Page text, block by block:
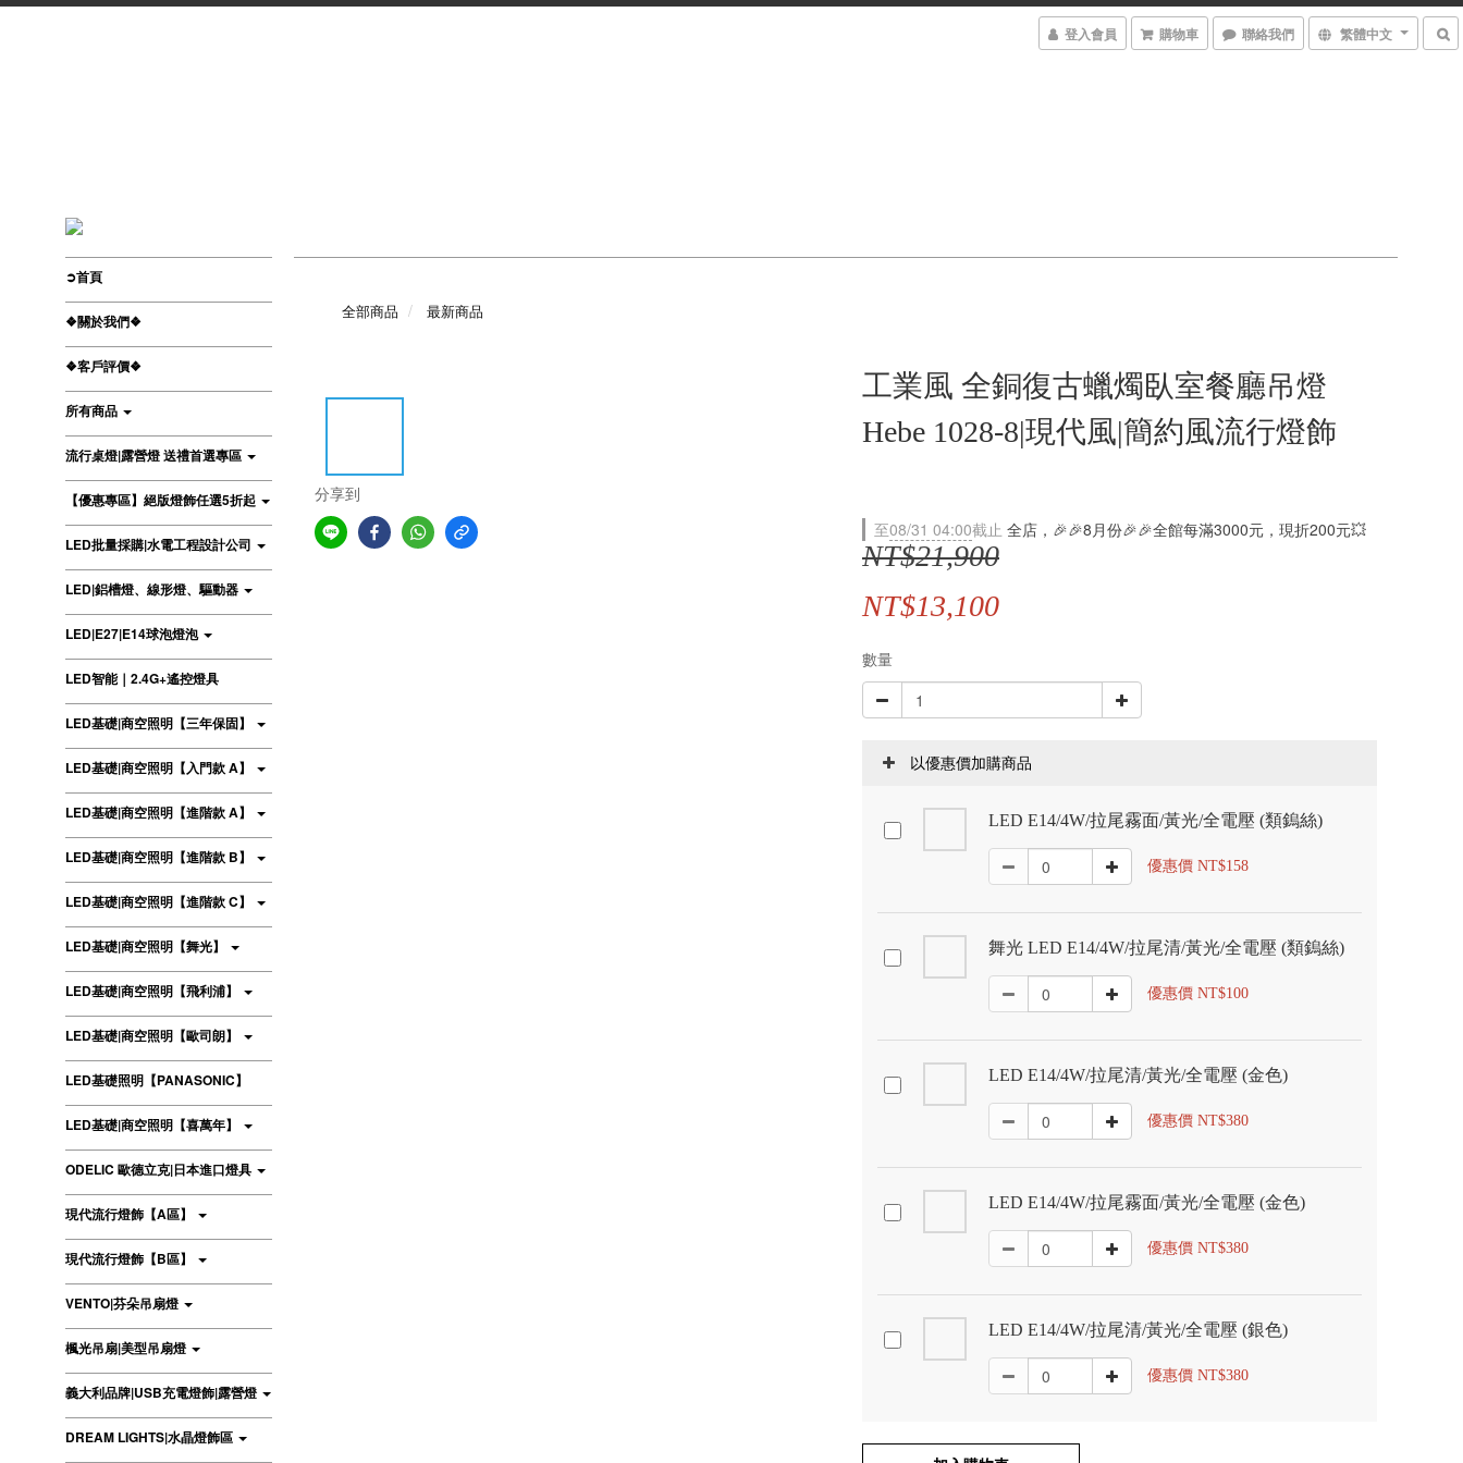
登入會員 購物車 聯絡我們 繁體中文
➲首頁
❖關於我們❖
❖客戶評價❖
所有商品
流行桌燈|露營燈 送禮首選專區
【優惠專區】絕版燈飾任選5折起
LED批量採購|水電工程設計公司
LED|鋁槽燈、線形燈、驅動器
LED|E27|E14球泡燈泡
LED智能｜2.4G+遙控燈具
LED基礎|商空照明【三年保固】
LED基礎|商空照明【入門款 A】
LED基礎|商空照明【進階款 A】
LED基礎|商空照明【進階款 B】
LED基礎|商空照明【進階款 C】
LED基礎|商空照明【舞光】
LED基礎|商空照明【飛利浦】
LED基礎|商空照明【歐司朗】
LED基礎照明【PANASONIC】
LED基礎|商空照明【喜萬年】
ODELIC 歐德立克|日本進口燈具
現代流行燈飾【A區】
現代流行燈飾【B區】
VENTO|芬朵吊扇燈
楓光吊扇|美型吊扇燈
義大利品牌|USB充電燈飾|露營燈
DREAM LIGHTS|水晶燈飾區
全部商品 最新商品
分享到
工業風 全銅復古蠟燭臥室餐廳吊燈
Hebe 1028-8|現代風|簡約風流行燈飾
至08/31 04:00截止 全店，🎉🎉8月份🎉🎉全館每滿3000元，現折200元💥
NT$21,900
NT$13,100
數量
以優惠價加購商品
LED E14/4W/拉尾霧面/黃光/全電壓 (類鎢絲)
優惠價 NT$158
舞光 LED E14/4W/拉尾清/黃光/全電壓 (類鎢絲)
優惠價 NT$100
LED E14/4W/拉尾清/黃光/全電壓 (金色)
優惠價 NT$380
LED E14/4W/拉尾霧面/黃光/全電壓 (金色)
優惠價 NT$380
LED E14/4W/拉尾清/黃光/全電壓 (銀色)
優惠價 NT$380